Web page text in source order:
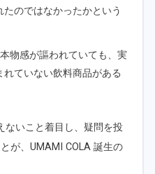
のではなかったかという
本物感が謳われていても、実
ていない飲料商品がある
ないこと着目し、疑問を投
が、UMAMI COLA 誕生の